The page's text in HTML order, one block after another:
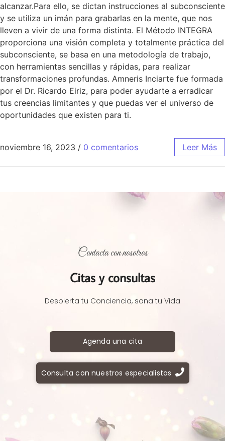
alcanzar.Para ello, se dictan instrucciones al subconsciente
y se utiliza un imán para grabarlas en la mente, que nos
lleven a vivir de una forma distinta. El Método INTEGRA
proporciona una visión completa y totalmente práctica del
subconsciente, se basa en una metodología de trabajo,
con herramientas sencillas y rápidas, para realizar
transformaciones profundas. Amneris Inciarte fue formada
por el Dr. Ricardo Eiriz, para poder ayudarte a erradicar
tus creencias limitantes y que puedas ver el universo de
oportunidades que existen para ti.
noviembre 16, 2023 / 0 comentarios Leer Más
Contacta con nosotros
Citas y consultas
Despierta tu Conciencia, sana tu Vida
Agenda una cita
Consulta con nuestros especialistas